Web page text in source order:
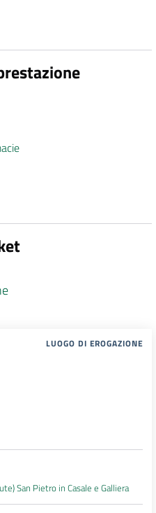
LUOGO DI EROGAZIONE
San Pietro in Casale e Galliera